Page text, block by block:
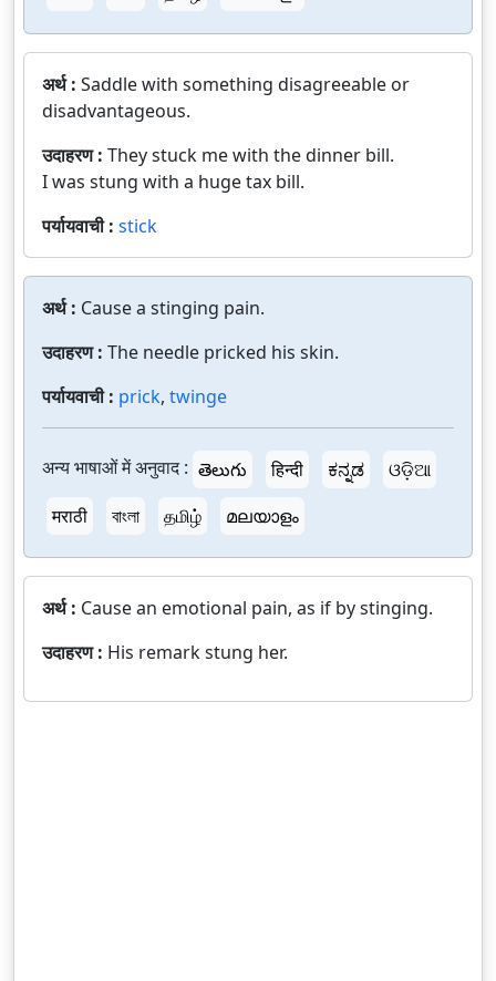
अर्थ : Saddle with something disagreeable or
disadvantageous.
उदाहरण : They stuck me with the dinner bill.
I was stung with a huge tax bill.
पर्यायवाची : stick
अर्थ : Cause a stinging pain.
उदाहरण : The needle pricked his skin.
पर्यायवाची : prick, twinge
अन्य भाषाओं में अनुवाद : తెలుగు हिन्दी ಕನ್ನಡ
ଓଡ଼ିଆ
मराठी
বাংলা தமிழ் മലയാളം
अर्थ : Cause an emotional pain, as if by stinging.
उदाहरण : His remark stung her.